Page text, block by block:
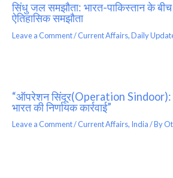
सिंधु जल समझौता: भारत-पाकिस्तान के
ऐतिहासिक समझौता
Leave a Comment/Current Affairs,Daily
“ऑपरेशन सिंदूर(Operation Sindoor):
भारत की निर्णायक कार्रवाई”
Leave a Comment/Current Affairs, India/ By